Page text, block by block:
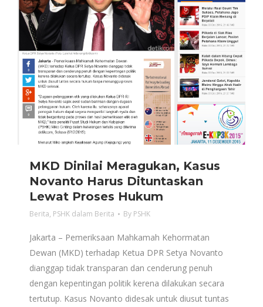
MKD Dinilai Meragukan, Kasus
Novanto Harus Dituntaskan
Lewat Proses Hukum
Berita, PSHK dalam Berita By PSHK
Jakarta – Pemeriksaan Mahkamah Kehormatan
Dewan (MKD) terhadap Ketua DPR Setya Novanto
dianggap tidak transparan dan cenderung penuh
dengan kepentingan politik kerena dilakukan secara
tertutup. Kasus Novanto didesak untuk diusut tuntas